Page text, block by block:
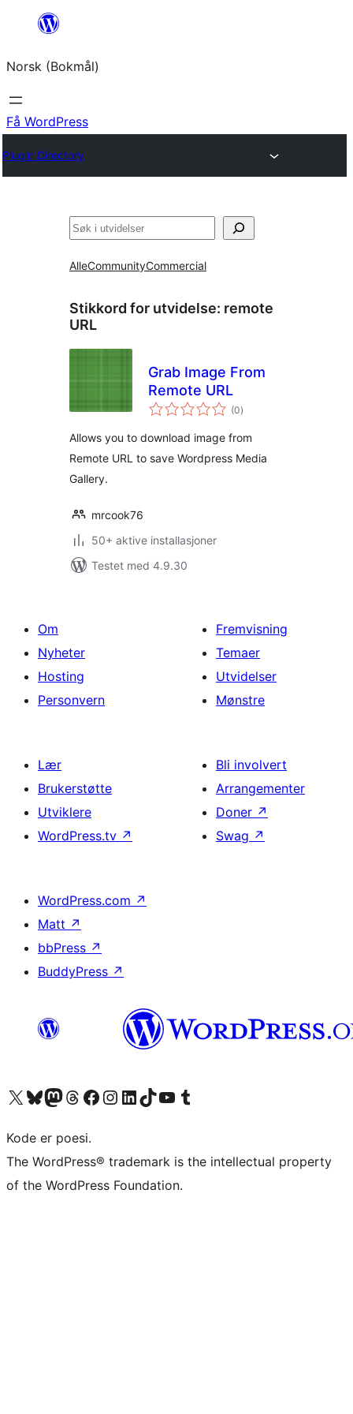
Hopp
innhold
Norsk (Bokmål)
Få WordPress
Plugin Directory
Søk
AlleCommunityCommercial
Stikkord for utvidelse: remote
URL
Grab Image From
Remote URL
(0totale
vurderinger
)
Allows you to download image from
Remote URL to save Wordpress Media
Gallery.
mrcook76
50+ aktive installasjoner
Testet med 4.9.30
Om
Nyheter
Hosting
Personvern
Fremvisning
Temaer
Utvidelser
Mønstre
Lær
Brukerstøtte
Utviklere
WordPress.tv ↗
Bli involvert
Arrangementer
Doner ↗
Swag ↗
WordPress.com ↗
Matt ↗
bbPress ↗
BuddyPress ↗
Besøk vår konto på X Visit our Bluesky account
Besøk vår Mastodon-konto
Visit our Threads account
Besøk vår Facebook-sideBesøk vår Instagram-konto
Besøk vår LinkedIn-konto
Visit our TikTok account
Visit our YouTube channel
Visit our Tumblr account
Kode er poesi.
The WordPress® trademark is the intellectual property
of the WordPress Foundation.